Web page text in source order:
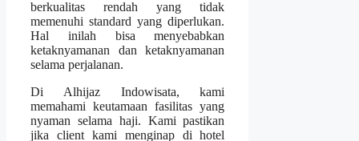
berkualitas rendah yang tidak
memenuhi standard yang diperlukan.
Hal inilah bisa menyebabkan
ketaknyamanan dan ketaknyamanan
selama perjalanan.
Di Alhijaz Indowisata, kami
memahami keutamaan fasilitas yang
nyaman selama haji. Kami pastikan
jika client kami menginap di hotel